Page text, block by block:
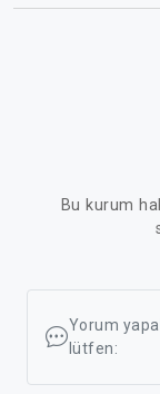
Bu kurum
Yorum
lütfen: